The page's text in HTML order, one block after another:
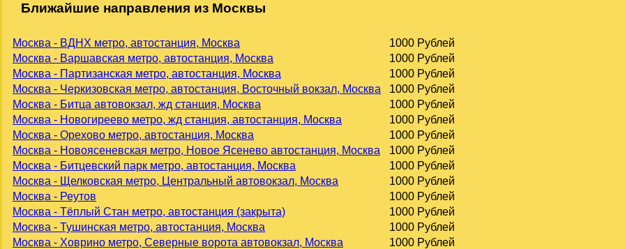
Ближайшие направления из Москвы
Москва - ВДНХ метро, автостанция, Москва
1000 Рублей
Москва - Варшавская метро, автостанция, Москва
1000 Рублей
Москва - Партизанская метро, автостанция, Москва
1000 Рублей
Москва - Черкизовская метро, автостанция, Восточный вокзал, Москва
1000 Рублей
Москва - Битца автовокзал, жд станция, Москва
1000 Рублей
Москва - Новогиреево метро, жд станция, автостанция, Москва
1000 Рублей
Москва - Орехово метро, автостанция, Москва
1000 Рублей
Москва - Новоясеневская метро, Новое Ясенево автостанция, Москва
1000 Рублей
Москва - Битцевский парк метро, автостанция, Москва
1000 Рублей
Москва - Щелковская метро, Центральный автовокзал, Москва
1000 Рублей
Москва - Реутов
1000 Рублей
Москва - Тёплый Стан метро, автостанция (закрыта)
1000 Рублей
Москва - Тушинская метро, автостанция, Москва
1000 Рублей
Москва - Ховрино метро, Северные ворота автовокзал, Москва
1000 Рублей